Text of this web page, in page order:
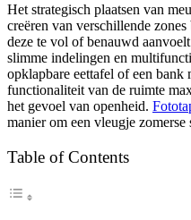
Het strategisch plaatsen van
creëren van verschillende
deze te vol of benauwd
slimme indelingen en
opklapbare eettafel of een bank
functionaliteit van de ruimte
het gevoel van openheid.
manier om een vleugje
Table of Contents